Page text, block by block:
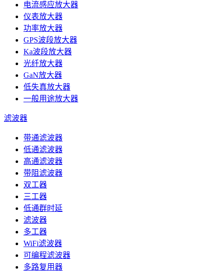
电流感应放大器
仪表放大器
功率放大器
GPS波段放大器
Ka波段放大器
光纤放大器
GaN放大器
低失真放大器
一般用途放大器
滤波器
带通滤波器
低通滤波器
高通滤波器
带阻滤波器
双工器
三工器
低通群时延
滤波器
多工器
WiFi滤波器
可编程滤波器
多路复用器